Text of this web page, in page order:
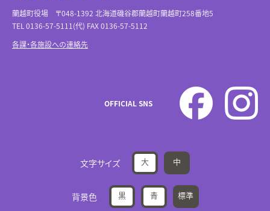
蘭越町役場 〒048-1392 北海道磯谷郡蘭越町蘭越町258番地5
TEL 0136-57-5111(代) FAX 0136-57-5112
各課・各施設への連絡先
OFFICIAL SNS
文字サイズ 大 中
背景色 黒 青 標準